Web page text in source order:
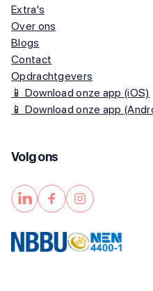
Extra's
Over ons
Blogs
Contact
Opdrachtgevers
📱 Download onze app (iOS)
📱 Download onze app
Volg ons